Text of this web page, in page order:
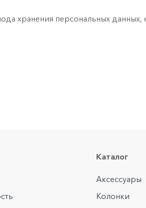
хранения персональных
Каталог
Аксессуары
Колонки